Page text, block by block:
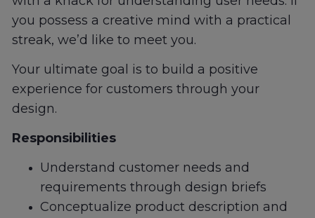
you possess a creative mind with a practical
streak, we’d like to meet you.
Your ultimate goal is to build a positive
experience for customers through your
design.
Responsibilities
Understand customer needs and
requirements through design briefs
Conceptualize product description and